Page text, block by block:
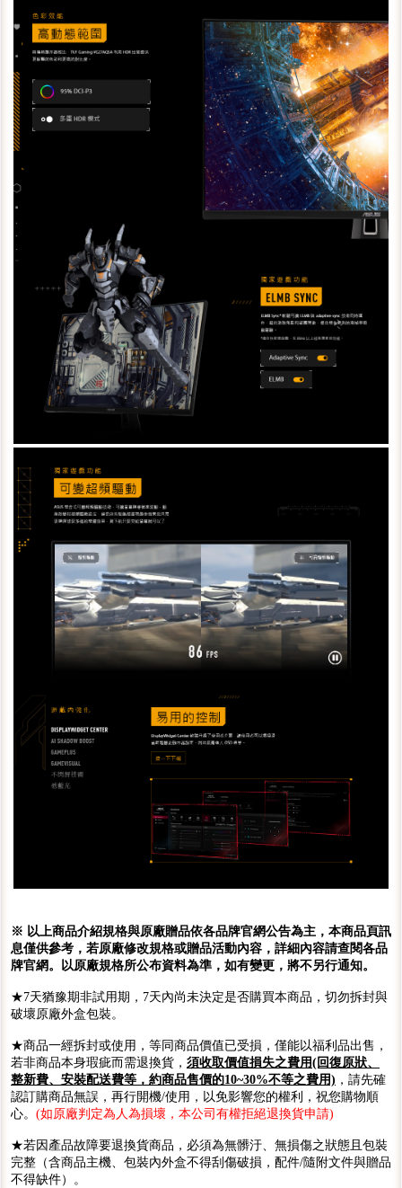
※ 以上商品介紹規格與原廠贈品依各品牌官網公告為主，本商品頁訊
息僅供參考，若原廠修改規格或贈品活動內容，詳細內容請查閱各品
牌官網。以原廠規格所公布資料為準，如有變更，將不另行通知。
★7天猶豫期非試用期，7天內尚未決定是否購買本商品，切勿拆封與
破壞原廠外盒包裝。
★商品一經拆封或使用，等同商品價值已受損，僅能以福利品出售，
若非商品本身瑕疵而需退換貨， 須收取價值損失之費用(回復原狀、
整新費、安裝配送費等，約商品售價的10~30%不等之費用) ，請先確
認訂購商品無誤，再行開機/使用，以免影響您的權利，祝您購物順
心。 (如原廠判定為人為損壞，本公司有權拒絕退換貨申請)
★若因產品故障要退換貨商品，必須為無髒汙、無損傷之狀態且包裝
完整（含商品主機、包裝內外盒不得刮傷破損，配件/隨附文件與贈品
不得缺件）。